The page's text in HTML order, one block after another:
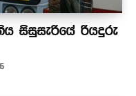
සිසුසැරියේ රියදුරු